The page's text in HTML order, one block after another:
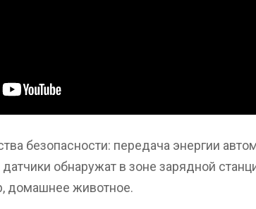
безопасности: передача энергии
обнаружат в зоне зарядной
домашнее животное.